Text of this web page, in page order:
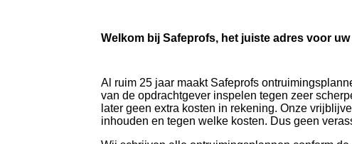
Welkom bij Safeprofs, het juiste adres voor
Al ruim 25 jaar maakt Safeprofs
van de opdrachtgever inspelen tegen zeer
later geen extra kosten in rekening. Onze
inhouden en tegen welke kosten. Dus geen